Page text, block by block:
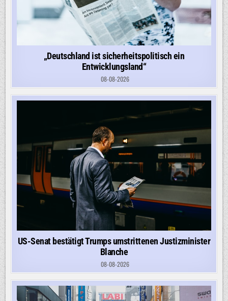
„Deutschland ist sicherheitspolitisch ein
Entwicklungsland“
08-08-2026
US-Senat bestätigt Trumps umstrittenen Justizminister
Blanche
08-08-2026